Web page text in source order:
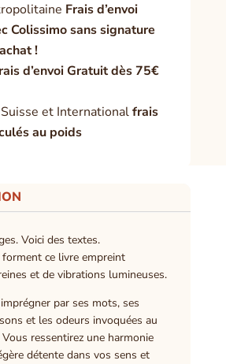
Frais d’envoi
Colissimo sans signature
!
d’envoi Gratuit dès 75€
et Internationalfrais
au poids
Voici des textes.
forment ce livre empreint
et de vibrations lumineuses.
par ses mots, ses
et les odeurs invoquées au
ressentirez une harmonie
détente dans vos sens et